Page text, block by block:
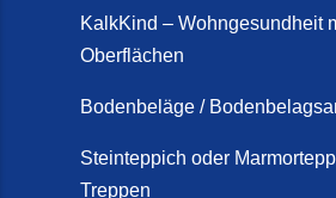
KalkKind – Wohngesundheit
Oberflächen
Bodenbeläge /
Steinteppich oder
Treppen